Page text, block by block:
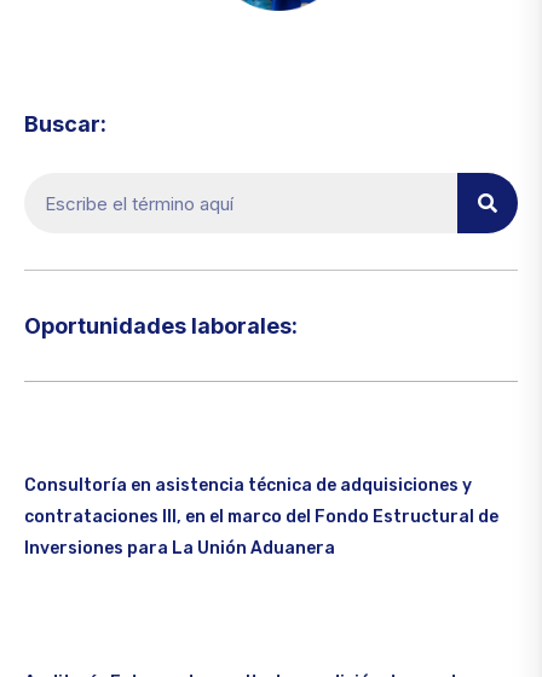
Buscar:
Oportunidades laborales:​
Consultoría en asistencia técnica de adquisiciones y
contrataciones III, en el marco del Fondo Estructural de
Inversiones para La Unión Aduanera